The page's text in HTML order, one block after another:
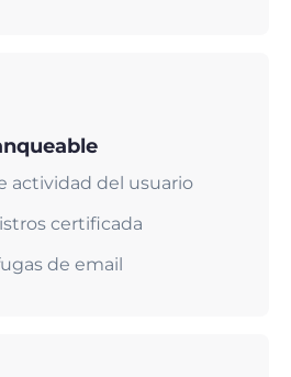
actividad del usuario
certificada
de email